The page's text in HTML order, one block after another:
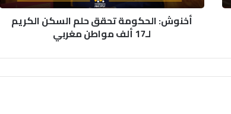
مواطن
مغربيأخنوش: الحكومة تحقق حلم السكن الكريم
لـ17 ألف مواطن مغربي